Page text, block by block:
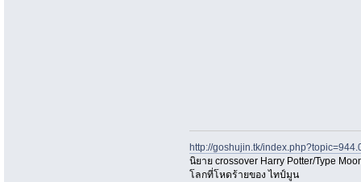
http://goshujin.tk/
นิยาย crossover Harry Potter/Type
โลกที่โหดร้ายของ ไทป์มูน